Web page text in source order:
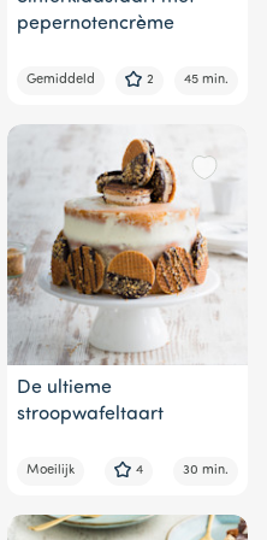
pepernotencrème
Gemiddeld 2 45 min.
De ultieme
stroopwafeltaart
Moeilijk 4 30 min.